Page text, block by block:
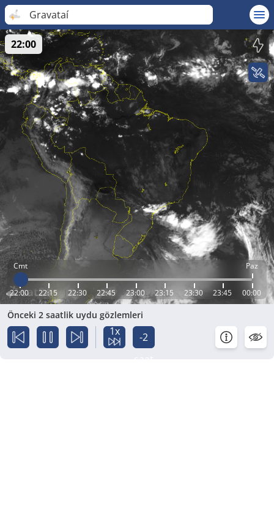
Gravataí
Cmt Paz
22:00 22:15 22:30 22:45 23:00 23:15 23:30 23:45 00:00
22:00
Önceki 2 saatlik uydu gözlemleri
1x
-2